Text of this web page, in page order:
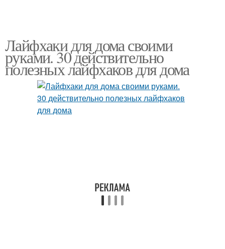
Лайфхаки для дома своими
руками. 30 действительно
полезных лайфхаков для дома